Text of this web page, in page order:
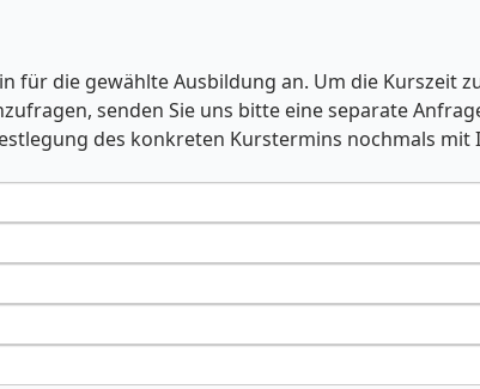
für die gewählte Ausbildung an. Um die Kurszeit
senden Sie uns bitte eine separate
des konkreten Kurstermins nochmals mit